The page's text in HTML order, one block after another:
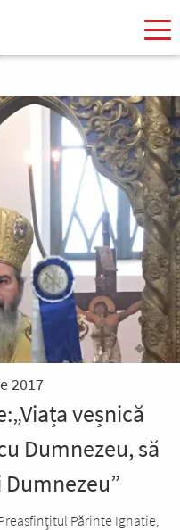
2017
veșnică
Dumnezeu, să
Părinte Ignatie,